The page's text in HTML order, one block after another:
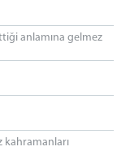
anlamına gelmez
kahramanları